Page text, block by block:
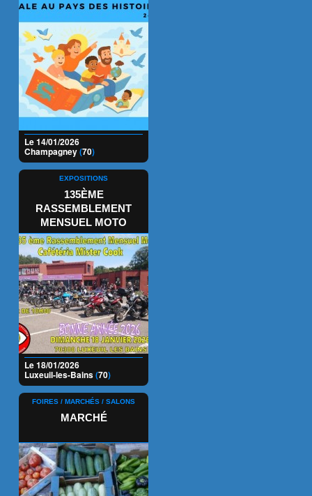
Le 14/01/2026
Champagney(70)
EXPOSITIONS
135ÈME
RASSEMBLEMENT
MENSUEL MOTO
Le 18/01/2026
Luxeuil-les-Bains(70)
FOIRES / MARCHÉS / SALONS
MARCHÉ